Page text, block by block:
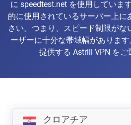
に speedtest.net を使用していま
的に使用されているサーバー上に
さい。つまり、スピード制限が
ーザーに十分な帯域幅がありま
提供する Astrill VPN をご
クロアチア